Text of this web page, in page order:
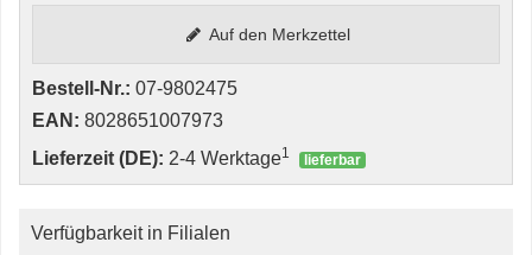
Auf den Merkzettel
Bestell-Nr.: 07-9802475
EAN: 8028651007973
Lieferzeit (DE): 2-4 Werktage1 lieferbar
Verfügbarkeit in Filialen